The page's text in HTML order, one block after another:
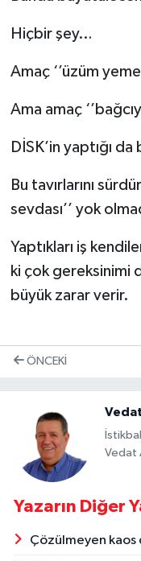
Hiçbir şey…
Amaç ‘’üzüm
Ama amaç
DİSK’in yaptığı
Bu tavırlarını
sevdası’’ yok
Yaptıkları iş
ki çok gereksinimi
büyük zarar verir.
ÖNCEKI
Vedat
Yazarın Diğer
Çözülmeyen kaos